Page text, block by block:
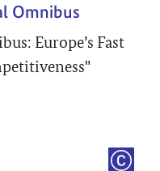
Omnibus
Europe’s Fast